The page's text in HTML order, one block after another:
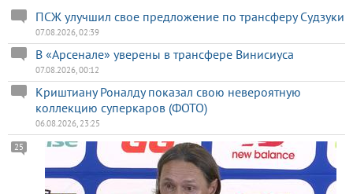
ПСЖ улучшил свое предложение по трансферу Судзуки
07.08.2026, 02:39
В «Арсенале» уверены в трансфере Винисиуса
07.08.2026, 00:12
Криштиану Роналду показал свою невероятную
коллекцию суперкаров (ФОТО)
06.08.2026, 23:25
25